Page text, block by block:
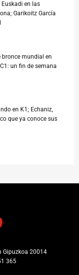
en las
Garikoitz García
bronce mundial en
un fin de semana
en K1; Echaniz,
que ya conoce sus
Gipuzkoa 20014
365